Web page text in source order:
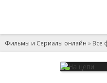
Фильмы и Сериалы онлайн » Все